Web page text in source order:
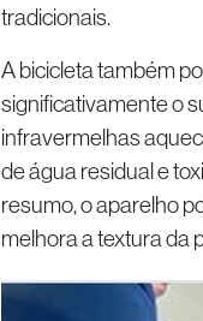
tradicionais.
A bicicleta também
significativamente o
infravermelhas
de água residual e
resumo, o aparelho
melhora a textura da